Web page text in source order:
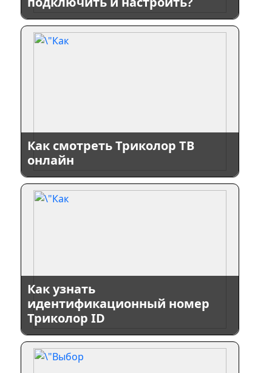
Как смотреть Триколор ТВ
онлайн
Как узнать
идентификационный номер
Триколор ID